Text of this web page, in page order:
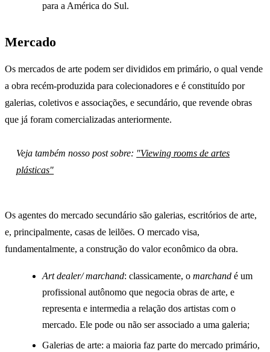
para a América do Sul.
Mercado
Os mercados de arte podem ser divididos em primário, o qual vende
a obra recém-produzida para colecionadores e é constituído por
galerias, coletivos e associações, e secundário, que revende obras
que já foram comercializadas anteriormente.
Veja também nosso post sobre: "Viewing rooms de artes
plásticas"
Os agentes do mercado secundário são galerias, escritórios de arte,
e, principalmente, casas de leilões. O mercado visa,
fundamentalmente, a construção do valor econômico da obra.
Art dealer/ marchand: classicamente, omarchand é um
profissional autônomo que negocia obras de arte, e
representa e intermedia a relação dos artistas com o
mercado. Ele pode ou não ser associado a uma galeria;
Galerias de arte: a maioria faz parte do mercado primário,